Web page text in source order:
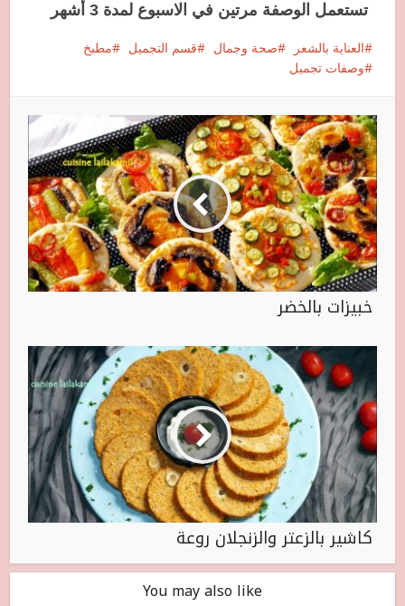
تستعمل الوصفة مرتين في الاسبوع لمدة 3 أشهر
العناية بالشعر صحة وجمال قسم التجميل
مطبخ
وصفات تجميل
خبيزات بالخضر
كاشير بالزعتر والزنجلان روعة
You may also like